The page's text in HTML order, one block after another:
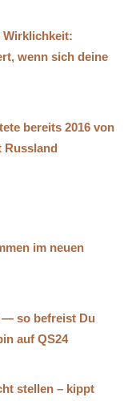
Wirklichkeit:
wenn sich deine
bereits 2016 von
Russland
im neuen
— so befreist Du
auf QS24
stellen – kippt